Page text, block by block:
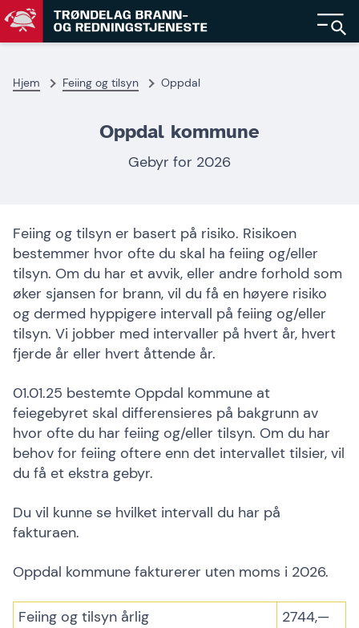
Gå
til
hovedinnhold
Gå
til
forsiden
Hjem Feiing og tilsyn Oppdal
Oppdal kommune
Gebyr for 2026
Feiing og tilsyn er basert på risiko. Risikoen
bestemmer hvor ofte du skal ha feiing og/eller
tilsyn. Om du har et avvik, eller andre forhold som
øker sjansen for brann, vil du få en høyere risiko
og dermed hyppigere intervall på feiing og/eller
tilsyn. Vi jobber med intervaller på hvert år, hvert
fjerde år eller hvert åttende år.
01.01.25 bestemte Oppdal kommune at
feiegebyret skal differensieres på bakgrunn av
hvor ofte du har feiing og/eller tilsyn. Om du har
behov for feiing oftere enn det intervallet tilsier, vil
du få et ekstra gebyr.
Du vil kunne se hvilket intervall du har på
fakturaen.
Oppdal kommune fakturerer uten moms i 2026.
Feiing og tilsyn årlig
2744,—